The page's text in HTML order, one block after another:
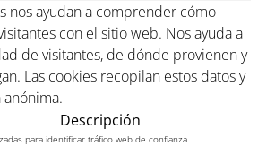
nos ayudan a comprender cómo
con el sitio web. Nos ayuda a
de visitantes, de dónde provienen y
Las cookies recopilan estos datos y
Descripción
para identificar tráfico web de confianza